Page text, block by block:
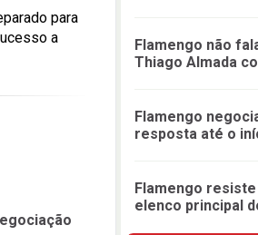
para
a
Flamengo não
Thiago Almada
Flamengo
resposta até o
Flamengo
elenco principal